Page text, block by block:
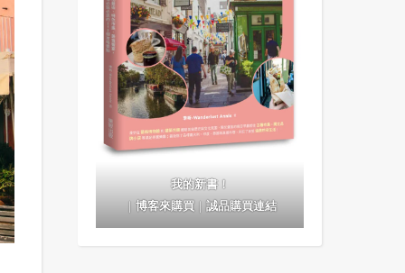
我的新書！
｜博客來購買｜誠品購買連結